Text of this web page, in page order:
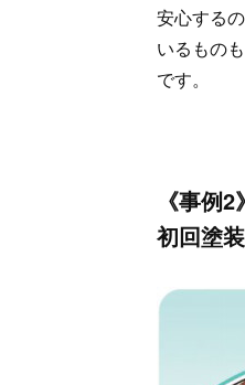
安心する
いるもの
です。
《事例2》
初回塗